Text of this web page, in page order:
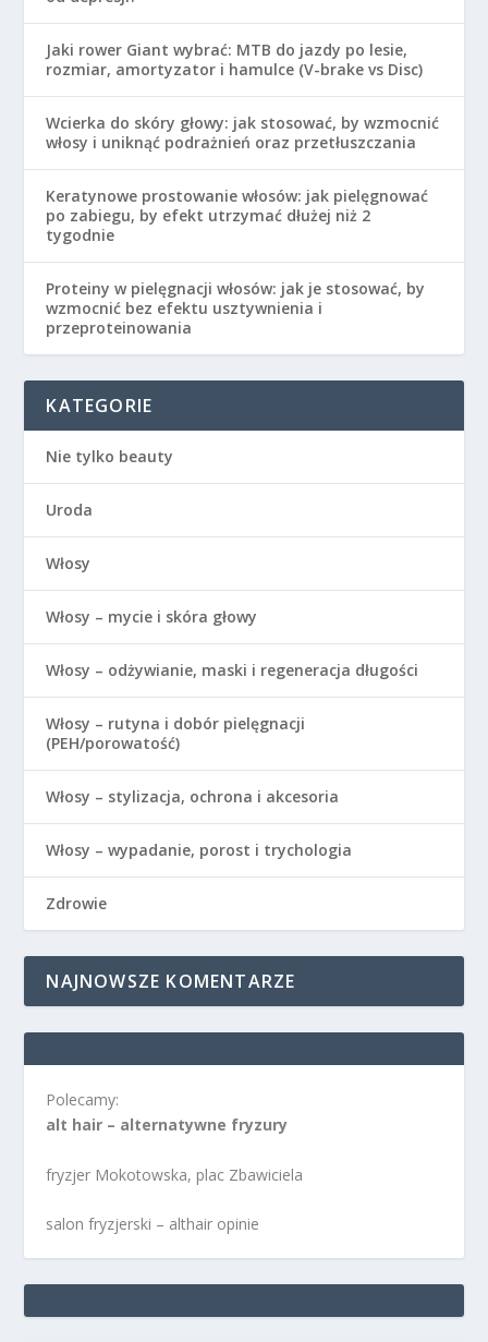
Jaki rower Giant wybrać: MTB do jazdy po lesie,
rozmiar, amortyzator i hamulce (V-brake vs Disc)
Wcierka do skóry głowy: jak stosować, by wzmocnić
włosy i uniknąć podrażnień oraz przetłuszczania
Keratynowe prostowanie włosów: jak pielęgnować
po zabiegu, by efekt utrzymać dłużej niż 2
tygodnie
Proteiny w pielęgnacji włosów: jak je stosować, by
wzmocnić bez efektu usztywnienia i
przeproteinowania
KATEGORIE
Nie tylko beauty
Uroda
Włosy
Włosy – mycie i skóra głowy
Włosy – odżywianie, maski i regeneracja długości
Włosy – rutyna i dobór pielęgnacji
(PEH/porowatość)
Włosy – stylizacja, ochrona i akcesoria
Włosy – wypadanie, porost i trychologia
Zdrowie
NAJNOWSZE KOMENTARZE
Polecamy:
alt hair – alternatywne fryzury
fryzjer Mokotowska, plac Zbawiciela
salon fryzjerski – althair opinie